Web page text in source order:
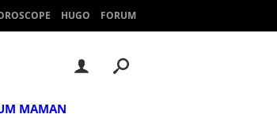
HUGO FORUM
MAMAN